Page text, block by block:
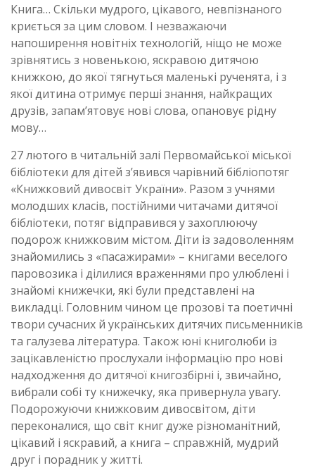
Книга… Скільки мудрого, цікавого, невпізнаного
криється за цим словом. І незважаючи
напоширення новітніх технологій, ніщо не може
зрівнятись з новенькою, яскравою дитячою
книжкою, до якої тягнуться маленькі рученята, і з
якої дитина отримує перші знання, найкращих
друзів, запам’ятовує нові слова, опановує рідну
мову…
27 лютого в читальній залі Первомайської міської
бібліотеки для дітей з’явився чарівний бібліопотяг
«Книжковий дивосвіт України». Разом з учнями
молодших класів, постійними читачами дитячої
бібліотеки, потяг відправився у захоплюючу
подорож книжковим містом. Діти із задоволенням
знайомились з «пасажирами» – книгами веселого
паровозика і ділилися враженнями про улюблені і
знайомі книжечки, які були представлені на
викладці. Головним чином це прозові та поетичні
твори сучасних й українських дитячих письменників
та галузева література. Також юні книголюби із
зацікавленістю прослухали інформацію про нові
надходження до дитячої книгозбірні і, звичайно,
вибрали собі ту книжечку, яка привернула увагу.
Подорожуючи книжковим дивосвітом, діти
переконалися, що світ книг дуже різноманітний,
цікавий і яскравий, а книга – справжній, мудрий
друг і порадник у житті.